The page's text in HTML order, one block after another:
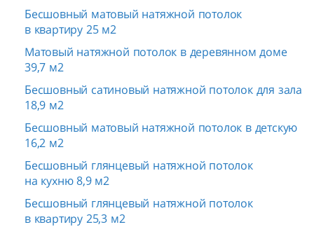
Бесшовный матовый натяжной потолок
в квартиру 25 м2
Матовый натяжной потолок в деревянном доме
39,7 м2
Бесшовный сатиновый натяжной потолок для зала
18,9 м2
Бесшовный матовый натяжной потолок в детскую
16,2 м2
Бесшовный глянцевый натяжной потолок
на кухню 8,9 м2
Бесшовный глянцевый натяжной потолок
в квартиру 25,3 м2